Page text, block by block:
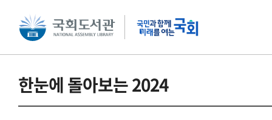
본문 바로가기 주메뉴 바로가기
한눈에 돌아보는 2024